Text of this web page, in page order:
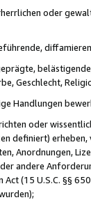
oder
Geschlecht,
Handlungen
oder
definiert)
Anordnungen,
andere
Act (15 U.S.C. §§